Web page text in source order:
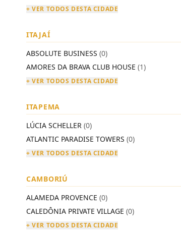
+ VER TODOS DESTA CIDADE
ITAJAÍ
ABSOLUTE BUSINESS (0)
AMORES DA BRAVA CLUB HOUSE (1)
+ VER TODOS DESTA CIDADE
ITAPEMA
LÚCIA SCHELLER (0)
ATLANTIC PARADISE TOWERS (0)
+ VER TODOS DESTA CIDADE
CAMBORIÚ
ALAMEDA PROVENCE (0)
CALEDÔNIA PRIVATE VILLAGE (0)
+ VER TODOS DESTA CIDADE